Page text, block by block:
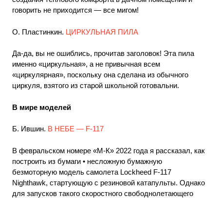
говорить не приходится — все мигом!
О. Пластинкин. ЦИРКУЛЬНАЯ ПИЛА
Да-да, вы не ошиблись, прочитав заголовок! Эта пила
именно «циркульная», а не привычная всем
«циркулярная», поскольку она сделана из обычного
циркуля, взятого из старой школьной готовальни.
В мире моделей
Б. Ившин. В НЕБЕ — F-117
В февральском номере «М-К» 2022 года я рассказал, как
построить из бумаги • несложную бумажную
безмоторную модель самолета Lockheed F-117
Nighthawk, стартующую с резиновой катапульты. Однако
для запусков такого скоростного свободнолетающего